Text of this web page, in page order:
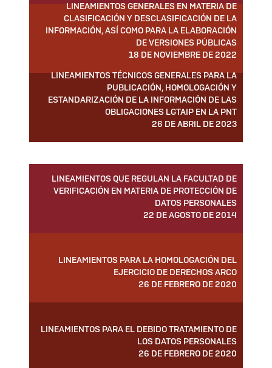
LINEAMIENTOS GENERALES EN MATERIA DE
CLASIFICACIÓN Y DESCLASIFICACIÓN DE LA
INFORMACIÓN, ASÍ COMO PARA LA ELABORACIÓN
DE VERSIONES PÚBLICAS
18 DE NOVIEMBRE DE 2022
LINEAMIENTOS TÉCNICOS GENERALES PARA LA
PUBLICACIÓN, HOMOLOGACIÓN Y
ESTANDARIZACIÓN DE LA INFORMACIÓN DE LAS
OBLIGACIONES LGTAIP EN LA PNT
26 DE ABRIL DE 2023
LINEAMIENTOS QUE REGULAN LA FACULTAD DE
VERIFICACIÓN EN MATERIA DE PROTECCIÓN DE
DATOS PERSONALES
22 DE AGOSTO DE 2014
LINEAMIENTOS PARA LA HOMOLOGACIÓN DEL
EJERCICIO DE DERECHOS ARCO
26 DE FEBRERO DE 2020
LINEAMIENTOS PARA EL DEBIDO TRATAMIENTO DE
LOS DATOS PERSONALES
26 DE FEBRERO DE 2020